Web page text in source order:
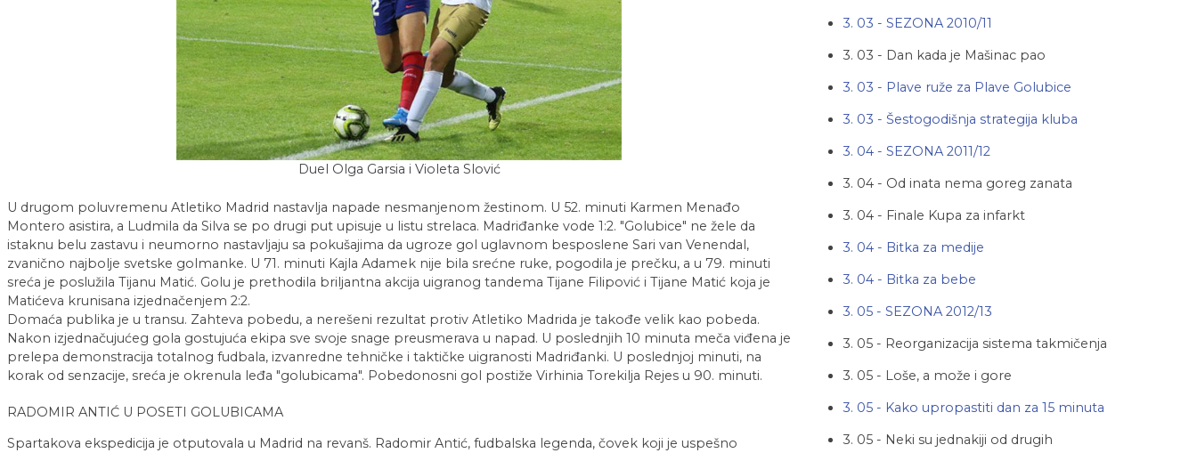
Duel Olga Garsia i Violeta Slović
U drugom poluvremenu Atletiko Madrid nastavlja napade nesmanjenom žestinom. U 52. minuti Karmen Menađo
Montero asistira, a Ludmila da Silva se po drugi put upisuje u listu strelaca. Madriđanke vode 1:2. "Golubice" ne žele da
istaknu belu zastavu i neumorno nastavljaju sa pokušajima da ugroze gol uglavnom besposlene Sari van Venendal,
zvanično najbolje svetske golmanke. U 71. minuti Kajla Adamek nije bila srećne ruke, pogodila je prečku, a u 79. minuti
sreća je poslužila Tijanu Matić. Golu je prethodila briljantna akcija uigranog tandema Tijane Filipović i Tijane Matić koja je
Matićeva krunisana izjednačenjem 2:2.
Domaća publika je u transu. Zahteva pobedu, a nerešeni rezultat protiv Atletiko Madrida je takođe velik kao pobeda.
Nakon izjednačujućeg gola gostujuća ekipa sve svoje snage preusmerava u napad. U poslednjih 10 minuta meča viđena je
prelepa demonstracija totalnog fudbala, izvanredne tehničke i taktičke uigranosti Madriđanki. U poslednjoj minuti, na
korak od senzacije, sreća je okrenula leđa "golubicama". Pobedonosni gol postiže Virhinia Torekilja Rejes u 90. minuti.
RADOMIR ANTIĆ U POSETI GOLUBICAMA
Spartakova ekspedicija je otputovala u Madrid na revanš. Radomir Antić, fudbalska legenda, čovek koji je uspešno
3. 03 - SEZONA 2010/11
3. 03 - Dan kada je Mašinac pao
3. 03 - Plave ruže za Plave Golubice
3. 03 - Šestogodišnja strategija kluba
3. 04 - SEZONA 2011/12
3. 04 - Od inata nema goreg zanata
3. 04 - Finale Kupa za infarkt
3. 04 - Bitka za medije
3. 04 - Bitka za bebe
3. 05 - SEZONA 2012/13
3. 05 - Reorganizacija sistema takmičenja
3. 05 - Loše, a može i gore
3. 05 - Kako upropastiti dan za 15 minuta
3. 05 - Neki su jednakiji od drugih